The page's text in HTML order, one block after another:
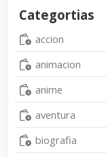
Categortias
accion
animacion
anime
aventura
biografia